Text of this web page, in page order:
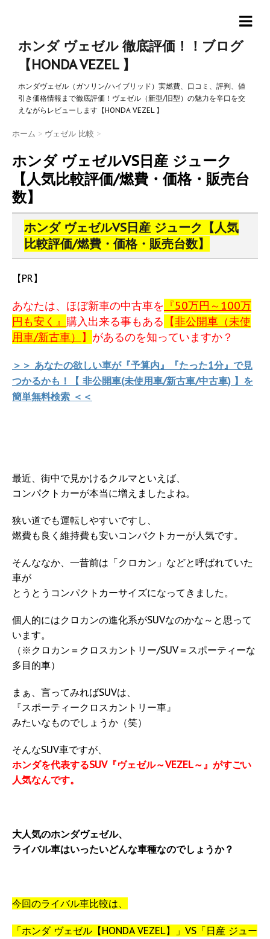
ホンダ ヴェゼル 徹底評価！！ブログ
【HONDA VEZEL 】
ホンダヴェゼル（ガソリン/ハイブリッド）実燃費、口コミ、評判、値
引き価格情報まで徹底評価！ヴェゼル（新型/旧型）の魅力を辛口を交
えながらレビューします【HONDA VEZEL 】
ホーム > ヴェゼル 比較 >
ホンダ ヴェゼルVS日産 ジューク
【人気比較評価/燃費・価格・販売台
数】
ホンダ ヴェゼルVS日産 ジューク【人気
比較評価/燃費・価格・販売台数】
【PR】
あなたは、ほぼ新車の中古車を 『50万円～100万
円も安く』 購入出来る事もある 【非公開車（未使
用車/新古車） 】 があるのを知っていますか？
＞＞ あなたの欲しい車が『予算内』『たった1分』で見
つかるかも！【 非公開車(未使用車/新古車/中古車) 】を
簡単無料検索 ＜＜
最近、街中で見かけるクルマといえば、
コンパクトカーが本当に増えましたよね。
狭い道でも運転しやすいですし、
燃費も良く維持費も安いコンパクトカーが人気です。
そんななか、一昔前は「クロカン」などと呼ばれていた
車が
とうとうコンパクトカーサイズになってきました。
個人的にはクロカンの進化系がSUVなのかな～と思って
います。
（※クロカン＝クロスカントリー/SUV＝スポーティーな
多目的車）
まぁ、言ってみればSUVは、
『スポーティークロスカントリー車』
みたいなものでしょうか（笑）
そんなSUV車ですが、
ホンダを代表するSUV『ヴェゼル～VEZEL～』がすごい
人気なんです。
大人気のホンダヴェゼル、
ライバル車はいったいどんな車種なのでしょうか？
今回のライバル車比較は、
「ホンダ ヴェゼル【HONDA VEZEL】」VS「日産 ジュー